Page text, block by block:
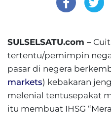
SULSELSATU.com –
tertentu/pemimpin
pasar di negera
markets) kebakaran
melenial tentusepakat
itu membuat IHSG